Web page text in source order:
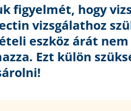
figyelmét, hogy
vizsgálathoz
eszköz árát nem
Ezt külön